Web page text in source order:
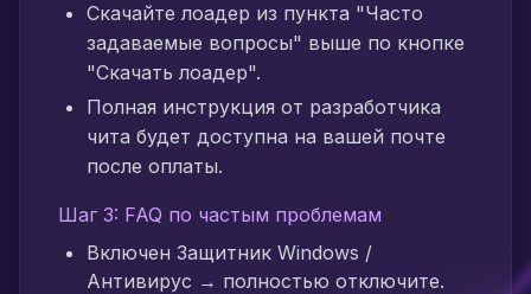
Скачайте лоадер из пункта "Часто
задаваемые вопросы" выше по кнопке
"Скачать лоадер".
Полная инструкция от разработчика
чита будет доступна на вашей почте
после оплаты.
Шаг 3: FAQ по частым проблемам
Включен Защитник Windows /
Антивирус → полностью отключите.